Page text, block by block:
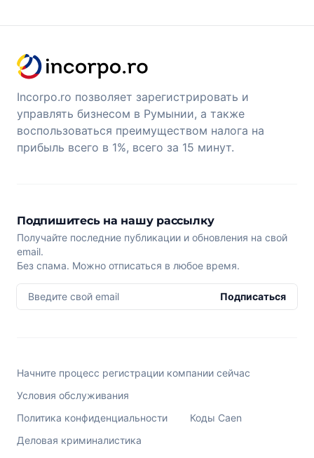
Incorpo.ro позволяет зарегистрировать и
управлять бизнесом в Румынии, а также
воспользоваться преимуществом налога на
прибыль всего в 1%, всего за 15 минут.
Подпишитесь на нашу рассылку
Получайте последние публикации и обновления на свой
email.
Без спама. Можно отписаться в любое время.
Введите свой email Подписаться
Начните процесс регистрации компании сейчас
Условия обслуживания
Политика конфиденциальности
Коды Caen
Деловая криминалистика